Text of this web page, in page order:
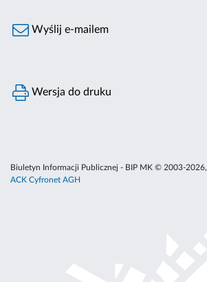
Wyślij e-mailem
Wersja do druku
Biuletyn Informacji Publicznej - BIP MK © 2003-2026,
ACK Cyfronet AGH